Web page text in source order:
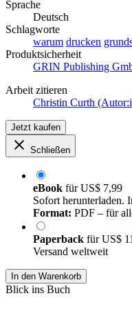
Sprache
Deutsch
Schlagworte
warum drucken
Produktsicherheit
GRIN Publishing
Arbeit zitieren
Christin Curth
Jetzt kaufen
Schließen
eBook fürUS$ 7,99
Sofort herunterladen.
Format: PDF – für
Paperback fürUS$
Versand weltweit
In den Warenkorb
Blick ins Buch